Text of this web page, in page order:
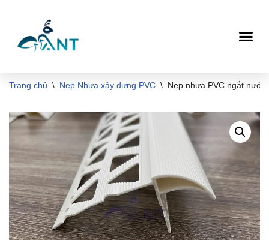
tới
Trang chủ \ Nẹp Nhựa xây dựng PVC \ Nẹp nhựa PVC ngắt nước